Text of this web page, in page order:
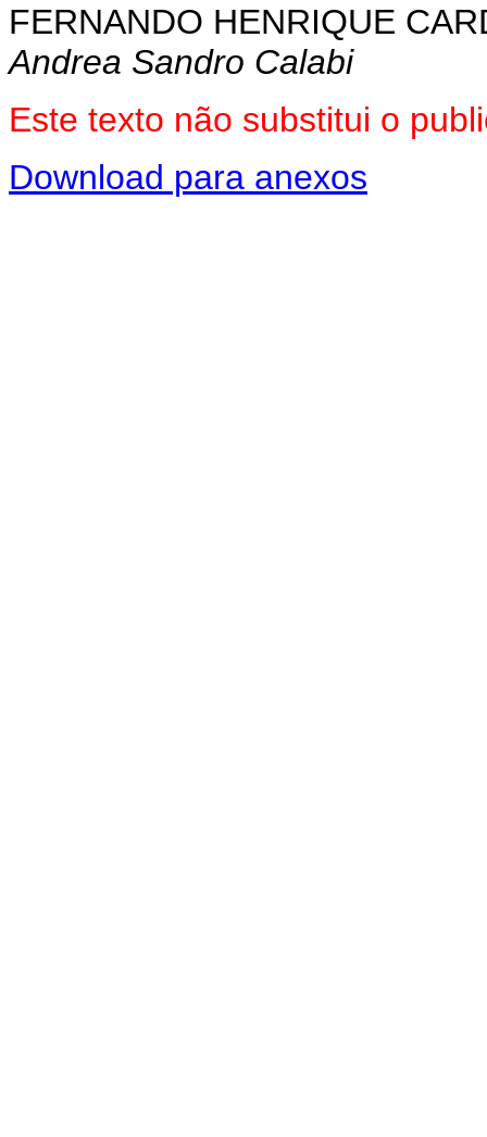
FERNANDO HENRIQUE
Andrea Sandro Calabi
Este texto não substitui o
Download para anexos